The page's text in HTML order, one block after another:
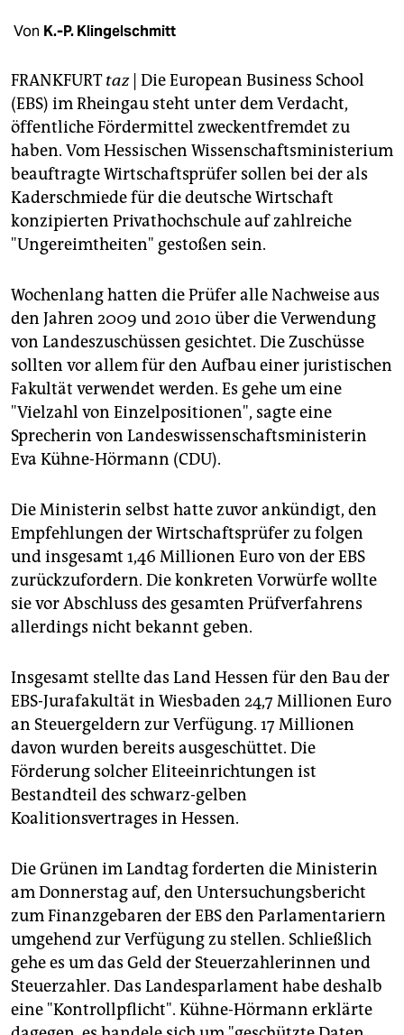
fragen & hilfe
unterstützen
abo
genossenschaft
epaper login
Von K.-P. Klingelschmitt
FRANKFURTtaz| Die European Business School
(EBS) im Rheingau steht unter dem Verdacht,
öffentliche Fördermittel zweckentfremdet zu
haben. Vom Hessischen Wissenschaftsministerium
beauftragte Wirtschaftsprüfer sollen bei der als
Kaderschmiede für die deutsche Wirtschaft
konzipierten Privathochschule auf zahlreiche
"Ungereimtheiten" gestoßen sein.
Wochenlang hatten die Prüfer alle Nachweise aus
den Jahren 2009 und 2010 über die Verwendung
von Landeszuschüssen gesichtet. Die Zuschüsse
sollten vor allem für den Aufbau einer juristischen
Fakultät verwendet werden. Es gehe um eine
"Vielzahl von Einzelpositionen", sagte eine
Sprecherin von Landeswissenschaftsministerin
Eva Kühne-Hörmann (CDU).
Die Ministerin selbst hatte zuvor ankündigt, den
Empfehlungen der Wirtschaftsprüfer zu folgen
und insgesamt 1,46 Millionen Euro von der EBS
zurückzufordern. Die konkreten Vorwürfe wollte
sie vor Abschluss des gesamten Prüfverfahrens
allerdings nicht bekannt geben.
Insgesamt stellte das Land Hessen für den Bau der
EBS-Jurafakultät in Wiesbaden 24,7 Millionen Euro
an Steuergeldern zur Verfügung. 17 Millionen
davon wurden bereits ausgeschüttet. Die
Förderung solcher Eliteeinrichtungen ist
Bestandteil des schwarz-gelben
Koalitionsvertrages in Hessen.
Die Grünen im Landtag forderten die Ministerin
am Donnerstag auf, den Untersuchungsbericht
zum Finanzgebaren der EBS den Parlamentariern
umgehend zur Verfügung zu stellen. Schließlich
gehe es um das Geld der Steuerzahlerinnen und
Steuerzahler. Das Landesparlament habe deshalb
eine "Kontrollpflicht". Kühne-Hörmann erklärte